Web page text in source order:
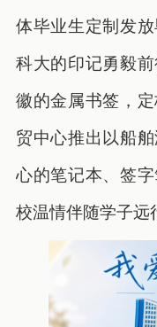
体毕业生定制发
科大的印记勇毅
徽的金属书签，
贸中心推出以船
心的笔记本、签
校温情伴随学子远